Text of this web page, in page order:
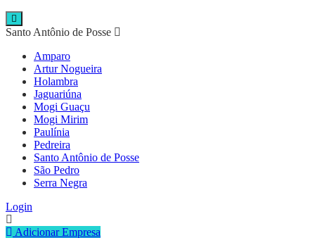
Santo Antônio de Posse
Amparo
Artur Nogueira
Holambra
Jaguariúna
Mogi Guaçu
Mogi Mirim
Paulínia
Pedreira
Santo Antônio de Posse
São Pedro
Serra Negra
Login
Adicionar Empresa